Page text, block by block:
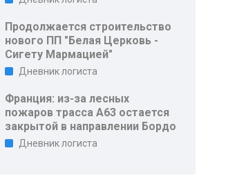
Продолжается строительство
нового ПП "Белая Церковь -
Сигету Мармацией"
Дневник логиста
Франция: из-за лесных
пожаров трасса A63 остается
закрытой в направлении Бордо
Дневник логиста